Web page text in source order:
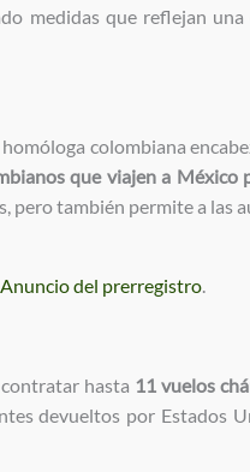
medidas que reflejan
colombiana
que viajen a México
pero también permite a las
Anuncio del prerregistro.
hasta 11 vuelos
devueltos por Estados